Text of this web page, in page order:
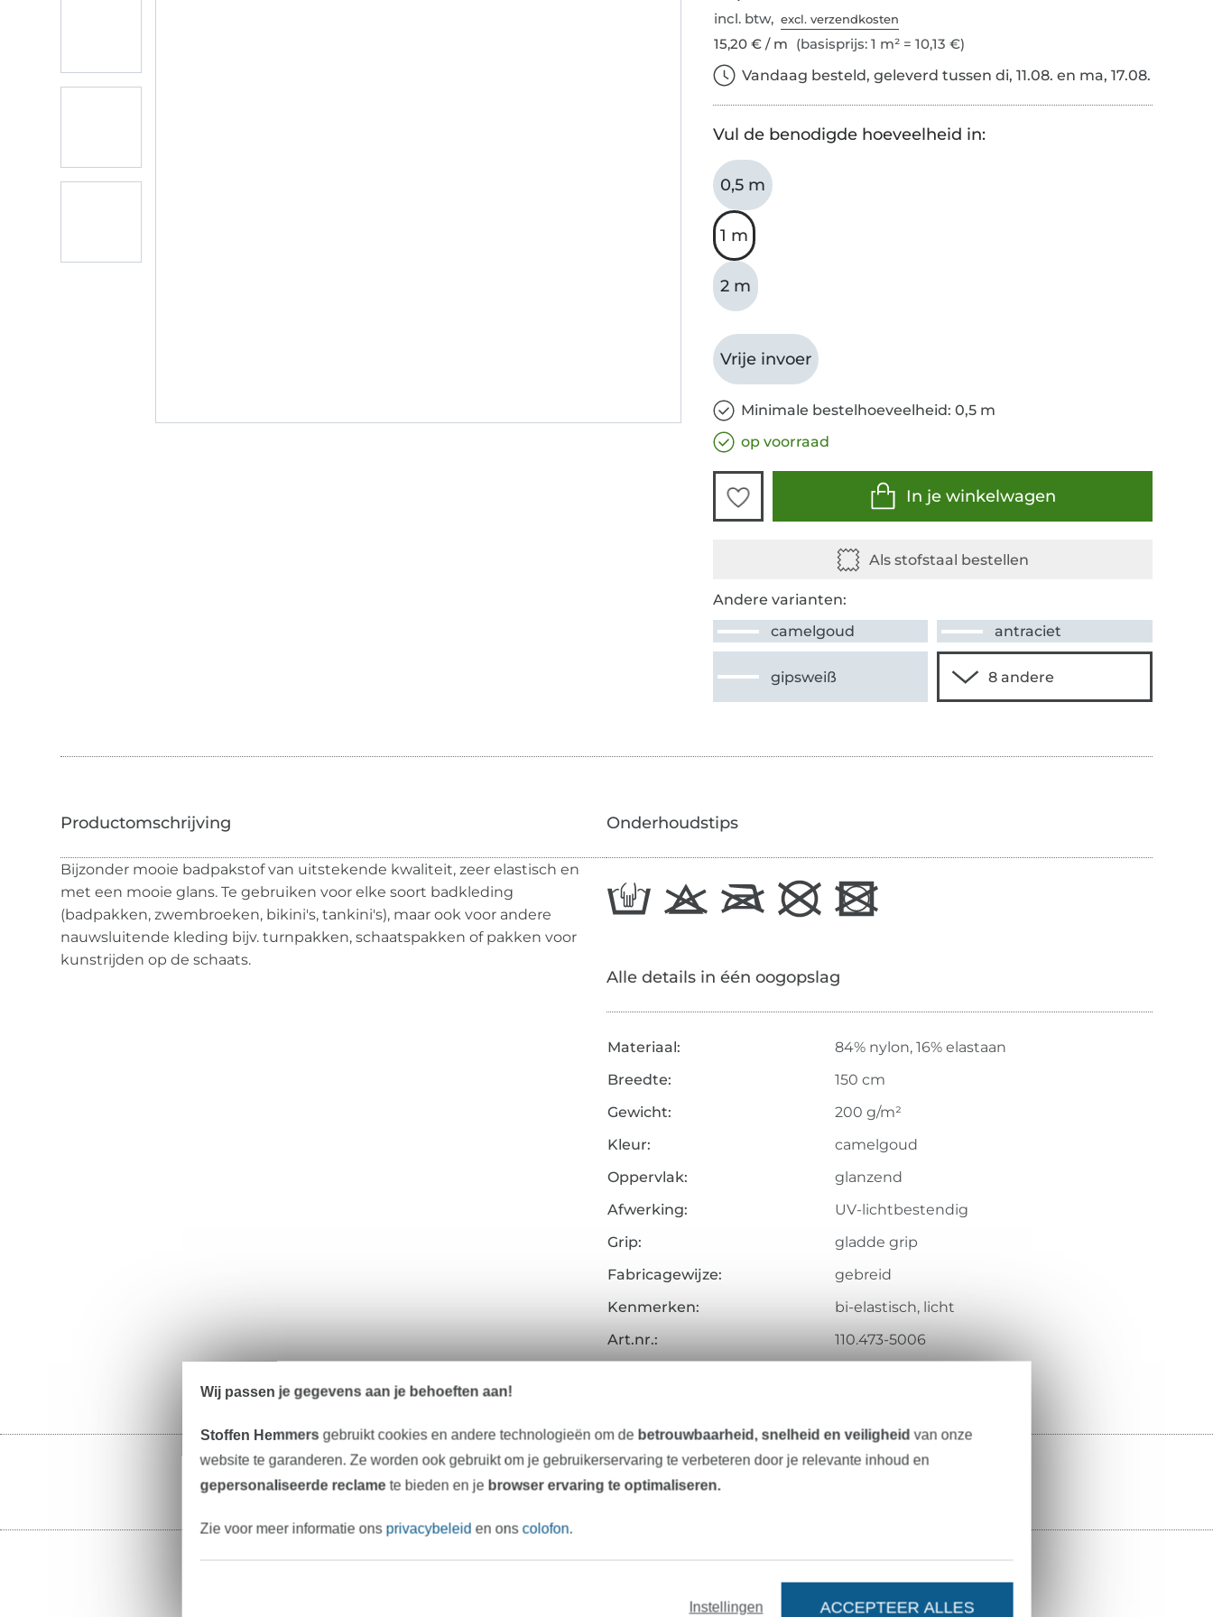
incl. btw,excl. verzendkosten
15,20 € / m (basisprijs: 1 m² = 10,13 €)
Vandaag besteld, geleverd tussen di, 11.08. en ma, 17.08.
Vul de benodigde hoeveelheid in:
0,5 m
1 m
2 m
Vrije invoer
Minimale bestelhoeveelheid: 0,5 m
op voorraad
In je winkelwagen
Andere varianten:
camelgoud
antraciet
gipsweiß
Bijzonder mooie badpakstof van uitstekende kwaliteit, zeer elastisch en
met een mooie glans. Te gebruiken voor elke soort badkleding
(badpakken, zwembroeken, bikini's, tankini's), maar ook voor andere
nauwsluitende kleding bijv. turnpakken, schaatspakken of pakken voor
kunstrijden op de schaats.
Onderhoudstips
Alle details in één oogopslag
Materiaal:
84% nylon, 16% elastaan
Breedte:
150 cm
Gewicht:
200 g/m²
Kleur:
camelgoud
Oppervlak:
glanzend
Afwerking:
UV-lichtbestendig
Grip:
gladde grip
Fabricagewijze:
gebreid
Kenmerken:
bi-elastisch, licht
Art.nr.:
110.473-5006
Onze tip: Dit past er bij
Wij passen je gegevens aan je behoeften aan!
Stoffen Hemmers gebruikt cookies en andere technologieën om de betrouwbaarheid, snelheid en veiligheid van onze
website te garanderen. Ze worden ook gebruikt om je gebruikerservaring te verbeteren door je relevante inhoud en
gepersonaliseerde reclamete bieden en je browser ervaring te optimaliseren.
Zie voor meer informatie ons privacybeleid en onscolofon.
Instellingen ACCEPTEER ALLES